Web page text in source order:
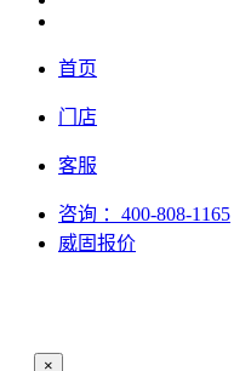
首页
门店
客服
咨询 ：400-808-1165
威固报价
×